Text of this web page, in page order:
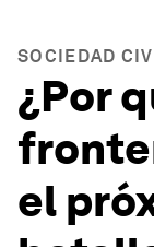
SOCIEDAD
¿Por
el